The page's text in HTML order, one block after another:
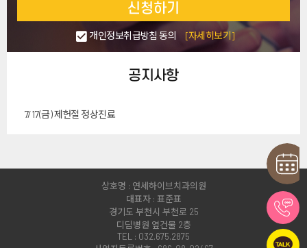
공지사항
7/17(금) 제헌절 정상진료
신청하기
개인정보취급방침 동의 [자세히보기]
상호명 : 연세하이브치과의원
대표자 : 표준표
경기도 부천시 부천로 25
디딤병원 옆건물 2층
TEL : 032.675.2875